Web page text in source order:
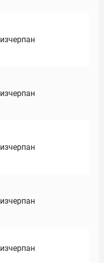
изчерпан
изчерпан
изчерпан
изчерпан
изчерпан